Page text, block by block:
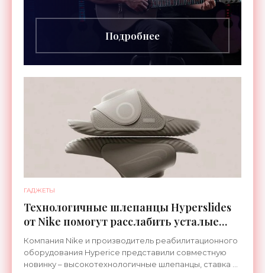
инструментов – встроенная RGB-подсветка
грифа. Светодиоды
Подробнее
ГАДЖЕТЫ
Технологичные шлепанцы Hyperslides
от Nike помогут расслабить усталые
ноги после тренировки - «Гаджеты»
Компания Nike и производитель реабилитационного
оборудования Hyperice представили совместную
новинку – высокотехнологичные шлепанцы, ставка в